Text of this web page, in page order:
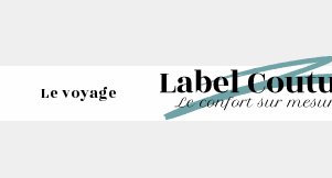
Le voyage